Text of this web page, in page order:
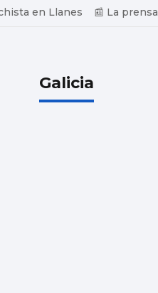
en Llanes 📰 La prensa
Galicia